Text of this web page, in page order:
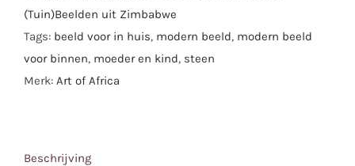
(Tuin)Beelden uit Zimbabwe
Tags: beeld voor in huis, modern beeld, modern beeld
voor binnen, moeder en kind, steen
Merk: Art of Africa
Beschrijving